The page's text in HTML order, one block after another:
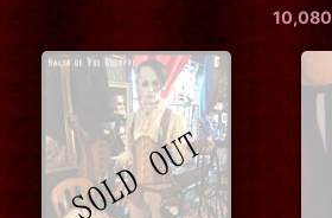
10,080